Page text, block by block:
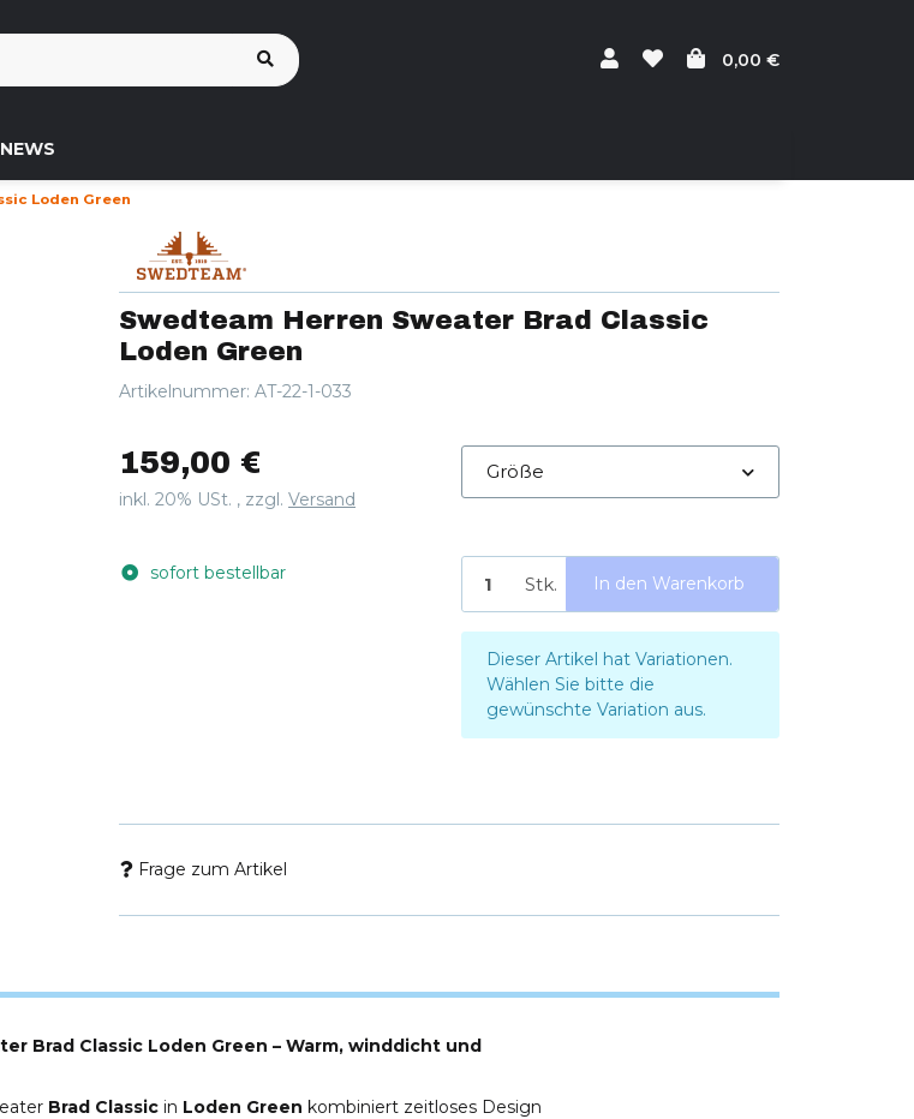
0,00 €
NEWS
Loden Green
Swedteam Herren Sweater Brad Classic
Loden Green
Artikelnummer: AT-22-1-033
159,00 €
inkl. 20% USt. , zzgl. Versand
sofort bestellbar
Größe
Stk. In den Warenkorb
xDieser Artikel hat Variationen.
Wählen Sie bitte die
gewünschte Variation aus.
Frage zum Artikel
Brad Classic Loden Green – Warm, winddicht und
Brad Classic in Loden Green kombiniert zeitloses Design